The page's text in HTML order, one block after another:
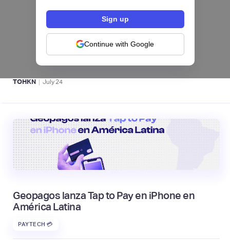
Continue with Google
Fintech salvadoreña TOHKN lanza plataforma
para invertir desde US$10 en acciones de EE.
UU. y criptomonedas
ACTIVOS DIGITALES 👾
TOHKN | July 24
Geopagos lanza Tap to Pay en iPhone en
América Latina
PAYTECH 💳